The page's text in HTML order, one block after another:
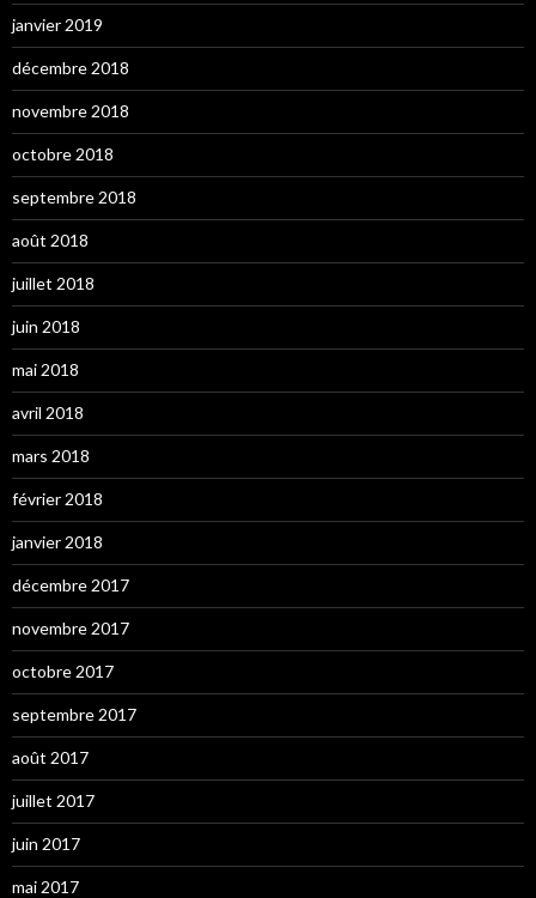
janvier 2019
décembre 2018
novembre 2018
octobre 2018
septembre 2018
août 2018
juillet 2018
juin 2018
mai 2018
avril 2018
mars 2018
février 2018
janvier 2018
décembre 2017
novembre 2017
octobre 2017
septembre 2017
août 2017
juillet 2017
juin 2017
mai 2017